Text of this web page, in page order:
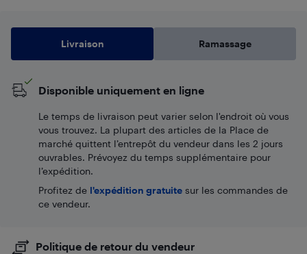
Livraison Ramassage
Disponible uniquement en ligne
Le temps de livraison peut varier selon l'endroit où vous
vous trouvez. La plupart des articles de la Place de
marché quittent l’entrepôt du vendeur dans les 2 jours
ouvrables. Prévoyez du temps supplémentaire pour
l’expédition.
Profitez de l'expédition gratuite sur les commandes de
ce vendeur.
Politique de retour du vendeur